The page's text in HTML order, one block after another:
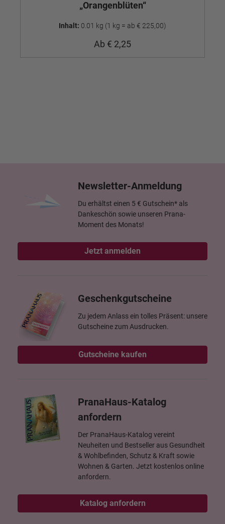
„Orangenblüten“
Inhalt: 0.01 kg (1 kg = ab € 225,00)
Ab € 2,25
Newsletter-Anmeldung
Du erhältst einen 5 € Gutschein* als
Dankeschön sowie unseren Prana-
Moment des Monats!
Jetzt anmelden
Geschenkgutscheine
Zu jedem Anlass ein tolles Präsent: unsere
Gutscheine zum Ausdrucken.
Gutscheine kaufen
PranaHaus-Katalog
anfordern
Der PranaHaus-Katalog vereint
Neuheiten und Bestseller aus Gesundheit
& Wohlbefinden, Schutz & Kraft sowie
Wohnen & Garten. Jetzt kostenlos online
anfordern.
Katalog anfordern